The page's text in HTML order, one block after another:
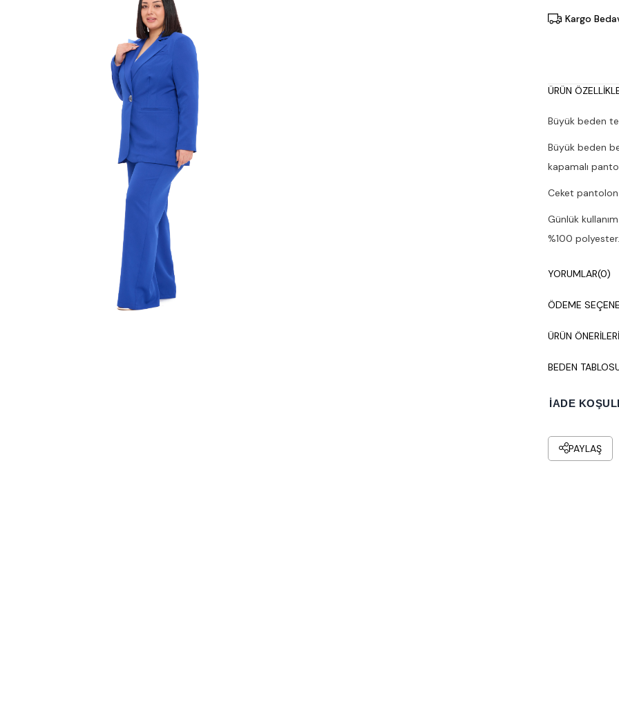
Kargo
ÜRÜN
Büyük beden
Büyük beden
kapamalı
Ceket pantolon
Günlük
%100 polyester.
Stüdyo
Kuru temizleme
YORUMLAR(0)
ÖDEME
ÜRÜN ÖNERILERI
BEDEN
İADE
PAYLAŞ